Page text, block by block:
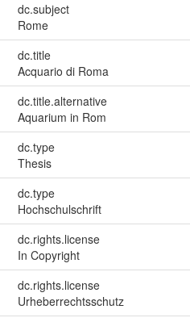
dc.subject
Rome
dc.title
Acquario di Roma
dc.title.alternative
Aquarium in Rom
dc.type
Thesis
dc.type
Hochschulschrift
dc.rights.license
In Copyright
dc.rights.license
Urheberrechtsschutz